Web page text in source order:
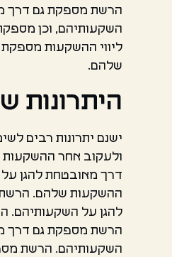
הרשת מספקת גם דרך
השקעותיהם, וכן
ליווי ההשקעות
שלהם.
היתרונות
ישנם יתרונות רבים
ולעקוב אחר
דרך מאובטחת להגן
ההשקעות שלהם. הרשת
להגן על
הרשת מספקת גם דרך
השקעותיהם. הרשת